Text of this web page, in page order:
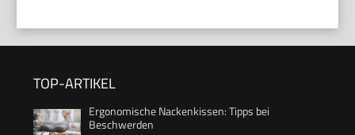
TOP-ARTIKEL
Ergonomische Nackenkissen: Tipps bei
Beschwerden